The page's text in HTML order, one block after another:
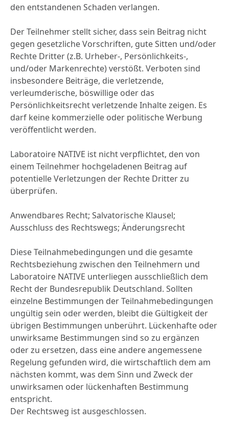
den entstandenen Schaden verlangen.
Der Teilnehmer stellt sicher, dass sein Beitrag nicht
gegen gesetzliche Vorschriften, gute Sitten und/oder
Rechte Dritter (z.B. Urheber-, Persönlichkeits-,
und/oder Markenrechte) verstößt. Verboten sind
insbesondere Beiträge, die verletzende,
verleumderische, böswillige oder das
Persönlichkeitsrecht verletzende Inhalte zeigen. Es
darf keine kommerzielle oder politische Werbung
veröffentlicht werden.
Laboratoire NATIVE ist nicht verpflichtet, den von
einem Teilnehmer hochgeladenen Beitrag auf
potentielle Verletzungen der Rechte Dritter zu
überprüfen.
Anwendbares Recht; Salvatorische Klausel;
Ausschluss des Rechtswegs; Änderungsrecht
Diese Teilnahmebedingungen und die gesamte
Rechtsbeziehung zwischen den Teilnehmern und
Laboratoire NATIVE unterliegen ausschließlich dem
Recht der Bundesrepublik Deutschland. Sollten
einzelne Bestimmungen der Teilnahmebedingungen
ungültig sein oder werden, bleibt die Gültigkeit der
übrigen Bestimmungen unberührt. Lückenhafte oder
unwirksame Bestimmungen sind so zu ergänzen
oder zu ersetzen, dass eine andere angemessene
Regelung gefunden wird, die wirtschaftlich dem am
nächsten kommt, was dem Sinn und Zweck der
unwirksamen oder lückenhaften Bestimmung
entspricht.
Der Rechtsweg ist ausgeschlossen.